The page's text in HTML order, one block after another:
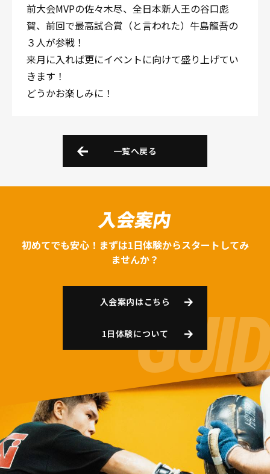
前大会MVPの佐々木尽、全日本新人王の谷口彪
賀、前回で最高試合賞（と言われた）牛島龍吾の
３人が参戦！
来月に入れば更にイベントに向けて盛り上げてい
きます！
どうかお楽しみに！
一覧へ戻る
入会案内
初めてでも安心！まずは1日体験からスタートしてみ
ませんか？
入会案内はこちら
1日体験について